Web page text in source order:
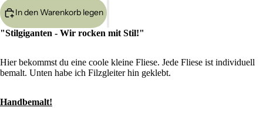
In den Warenkorb legen
"Stilgiganten - Wir rocken mit Stil!"
Hier bekommst du eine coole kleine Fliese. Jede Fliese ist individuell
bemalt. Unten habe ich Filzgleiter hin geklebt.
Handbemalt!